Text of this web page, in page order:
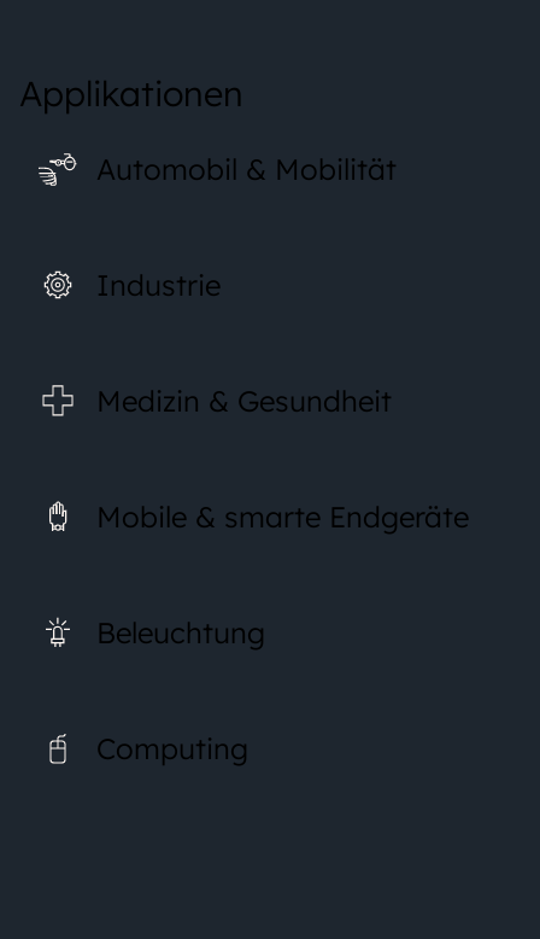
Applikationen
Automobil & Mobilität
Industrie
Medizin & Gesundheit
Mobile & smarte Endgeräte
Beleuchtung
Computing